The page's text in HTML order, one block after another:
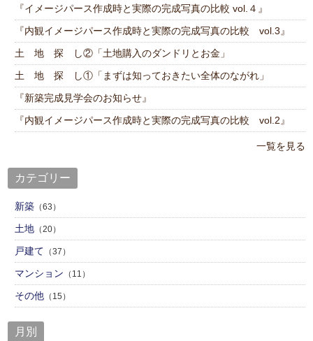
『イメージパース作成時と実際の完成写真の比較 vol.４』
『内観イメージパース作成時と実際の完成写真の比較 vol.3』
土 地 探 し②「土地購入のダンドリとお金」
土 地 探 し①「まずは知っておきたい全体のながれ」
『新築完成見学会のお知らせ』
『内観イメージパース作成時と実際の完成写真の比較 vol.2』
一覧を見る
カテゴリー
新築 （63）
土地 （20）
戸建て （37）
マンション （11）
その他 （15）
月別